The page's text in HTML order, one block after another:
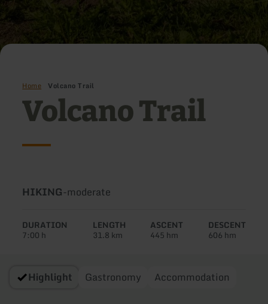
Home Volcano Trail
Volcano Trail
Type
tour:
HIKING-Difficulty:
moderate
DURATION
7:00 h
LENGTH
31.8 km
ASCENT
445 hm
DESCENT
606 hm
Highlight Gastronomy Accommodation